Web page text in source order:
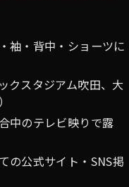
袖・背中・ショーツに
クスタジアム吹田、大
中のテレビ映りで露
の公式サイト・SNS掲